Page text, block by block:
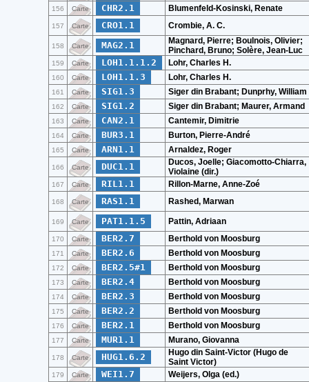
156 Carte CHR2.1 Blumenfeld-Kosinski, Renate
157 Carte CRO1.1 Crombie, A. C.
158 Carte MAG2.1
Magnard, Pierre; Boulnois, Olivier;
Pinchard, Bruno; Solère, Jean-Luc
159 Carte LOH1.1.1.2 Lohr, Charles H.
160 Carte LOH1.1.3 Lohr, Charles H.
161 Carte SIG1.3 Siger din Brabant; Dunprhy, William
162 Carte SIG1.2 Siger din Brabant; Maurer, Armand
163 Carte CAN2.1 Cantemir, Dimitrie
164 Carte BUR3.1 Burton, Pierre-André
165 Carte ARN1.1 Arnaldez, Roger
166 Carte DUC1.1
Ducos, Joelle; Giacomotto-Chiarra,
Violaine (dir.)
167 Carte RIL1.1 Rillon-Marne, Anne-Zoé
168 Carte RAS1.1 Rashed, Marwan
169 Carte PAT1.1.5 Pattin, Adriaan
170 Carte BER2.7 Berthold von Moosburg
171 Carte BER2.6 Berthold von Moosburg
172 Carte BER2.5#1 Berthold von Moosburg
173 Carte BER2.4 Berthold von Moosburg
174 Carte BER2.3 Berthold von Moosburg
175 Carte BER2.2 Berthold von Moosburg
176 Carte BER2.1 Berthold von Moosburg
177 Carte MUR1.1 Murano, Giovanna
178 Carte HUG1.6.2
Hugo din Saint-Victor (Hugo de
Saint Victor)
179 Carte WEI1.7 Weijers, Olga (ed.)